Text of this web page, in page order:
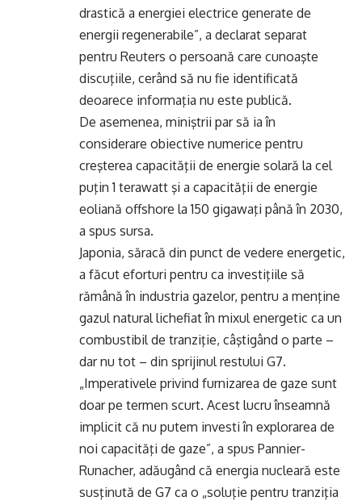
drastică a energiei electrice generate de
energii regenerabile”, a declarat separat
pentru Reuters o persoană care cunoaşte
discuţiile, cerând să nu fie identificată
deoarece informaţia nu este publică.
De asemenea, miniştrii par să ia în
considerare obiective numerice pentru
creşterea capacităţii de energie solară la cel
puţin 1 terawatt şi a capacităţii de energie
eoliană offshore la 150 gigawaţi până în 2030,
a spus sursa.
Japonia, săracă din punct de vedere energetic,
a făcut eforturi pentru ca investiţiile să
rămână în industria gazelor, pentru a menţine
gazul natural lichefiat în mixul energetic ca un
combustibil de tranziţie, câştigând o parte –
dar nu tot – din sprijinul restului G7.
„Imperativele privind furnizarea de gaze sunt
doar pe termen scurt. Acest lucru înseamnă
implicit că nu putem investi în explorarea de
noi capacităţi de gaze”, a spus Pannier-
Runacher, adăugând că energia nucleară este
susţinută de G7 ca o „soluţie pentru tranziţia